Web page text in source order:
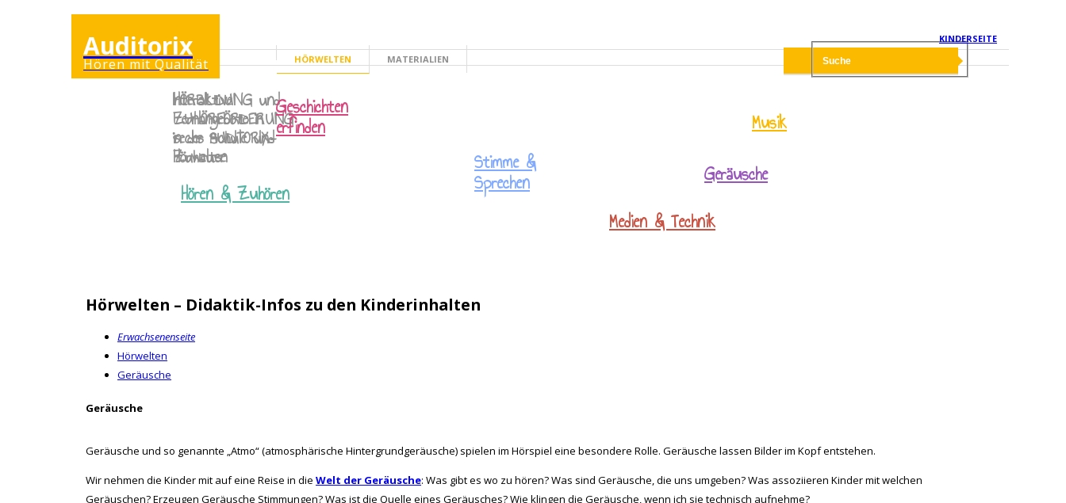
KINDERSEITE
Auditorix
Hören mit Qualität ERWACHSENENSEITE
HÖRWELTEN MATERIALIEN
Hören & Zuhören
Geschichten
erfinden
Stimme &
Sprechen
Medien & Technik
Musik
Geräusche
Interaktive
Lernangebote in
sechs AUDITORIX-
Hörwelten
HÖRBILDUNG und
ZUHÖRFÖRDERUNG
in der Schule und
Zuhause
Hörwelten – Didaktik-Infos zu den Kinderinhalten
Erwachsenenseite
Hörwelten
Geräusche
Geräusche
Geräusche und so genannte „Atmo“ (atmosphärische Hintergrundgeräusche) spielen im Hörspiel eine besondere Rolle. Geräusche lassen Bilder im Kopf entstehen.
Wir nehmen die Kinder mit auf eine Reise in die Welt der Geräusche: Was gibt es wo zu hören? Was sind Geräusche, die uns umgeben? Was assoziieren Kinder mit welchen
Geräuschen? Erzeugen Geräusche Stimmungen? Was ist die Quelle eines Geräusches? Wie klingen die Geräusche, wenn ich sie technisch aufnehme?